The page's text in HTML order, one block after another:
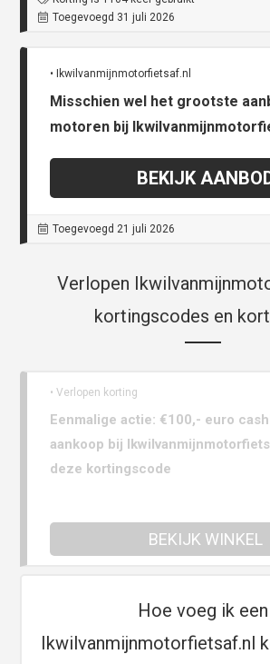
Toegevoegd 31 juli 2026
• Ikwilvanmijnmotorfietsaf.nl
Misschien wel het grootste
motoren bij
BEKIJK
Toegevoegd 21 juli 2026
Verlopen
kortingscodes en
• Verlopen korting
Eenmalige actie: €100,- euro
aankoop bij
deze kortingscode
BEKIJK WINKEL
Hoe voeg ik een
Ikwilvanmijnmotorfietsaf.nl